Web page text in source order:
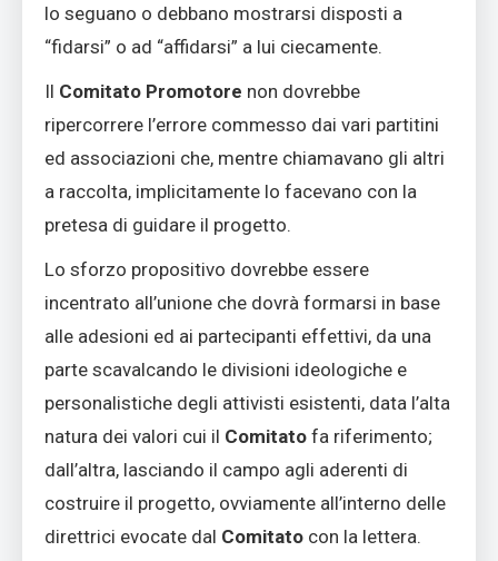
lo seguano o debbano mostrarsi disposti a
“fidarsi” o ad “affidarsi” a lui ciecamente.
Il Comitato Promotore non dovrebbe
ripercorrere l’errore commesso dai vari partitini
ed associazioni che, mentre chiamavano gli altri
a raccolta, implicitamente lo facevano con la
pretesa di guidare il progetto.
Lo sforzo propositivo dovrebbe essere
incentrato all’unione che dovrà formarsi in base
alle adesioni ed ai partecipanti effettivi, da una
parte scavalcando le divisioni ideologiche e
personalistiche degli attivisti esistenti, data l’alta
natura dei valori cui il Comitato fa riferimento;
dall’altra, lasciando il campo agli aderenti di
costruire il progetto, ovviamente all’interno delle
direttrici evocate dal Comitato con la lettera.